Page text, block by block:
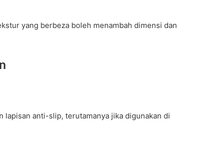
yang berbeza boleh menambah dimensi dan
lapisan anti-slip, terutamanya jika digunakan di